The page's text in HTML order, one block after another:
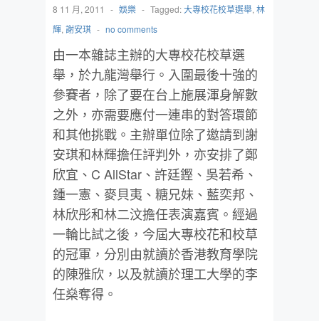
8 11 月, 2011 - 娛樂 - Tagged:大專校花校草選舉, 林
輝, 謝安琪 - no comments
由一本雜誌主辦的大專校花校草選
舉，於九龍灣舉行。入圍最後十強的
參賽者，除了要在台上施展渾身解數
之外，亦需要應付一連串的對答環節
和其他挑戰。主辦單位除了邀請到謝
安琪和林輝擔任評判外，亦安排了鄭
欣宜、C AllStar、許廷鏗、吳若希、
鍾一憲、麥貝夷、糖兄妹、藍奕邦、
林欣彤和林二汶擔任表演嘉賓。經過
一輪比試之後，今屆大專校花和校草
的冠軍，分別由就讀於香港教育學院
的陳雅欣，以及就讀於理工大學的李
任燊奪得。